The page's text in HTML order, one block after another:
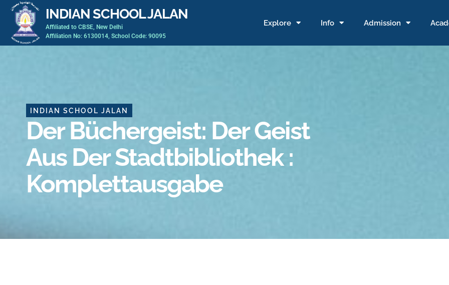
Skip
content
INDIAN SCHOOL JALAN
Affiliated to CBSE, New Delhi
Affiliation No: 6130014, School Code: 90095
Explore Info Admission
INDIAN SCHOOL JALAN
Der Büchergeist: Der Geist
Aus Der Stadtbibliothek :
Komplettausgabe